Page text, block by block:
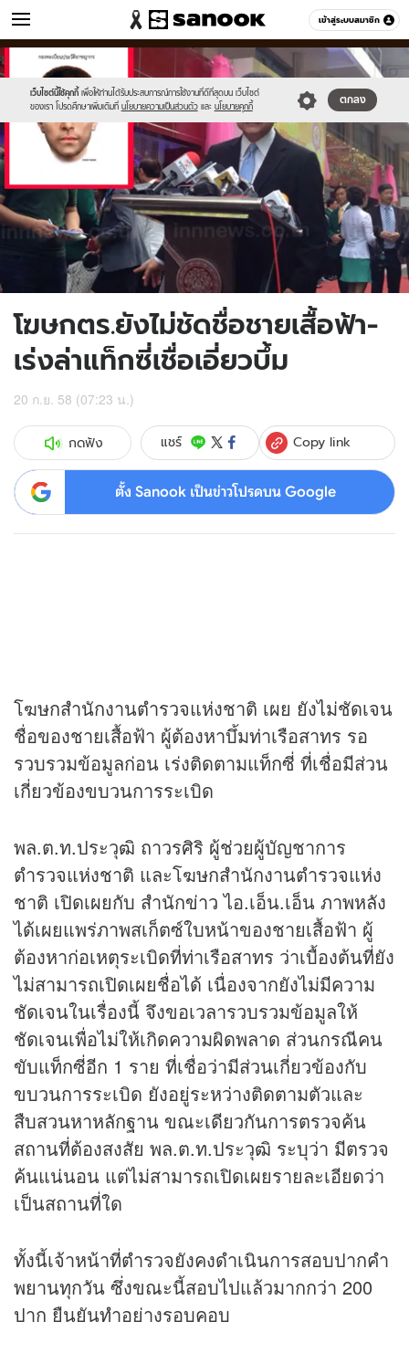
เข้าสู่ระบบสมาชิก
ข่าว หมวดอื่นๆ
เว็บไซต์นี้ใช้คุกกี้ เพื่อให้ท่านได้รับประสบการณ์การใช้งานที่ดีที่สุดบน เว็บไซต์
ของเรา โปรดศึกษาเพิ่มเติมที่ นโยบายความเป็นส่วนตัว และ นโยบายคุกกี้
ตกลง
Sanook
//s.isanook.com/sr/0/images/logo-
new-
sanook.png
//s.isanook.com/ns/0/ud/373/1868578/647062-
01.jpg
โฆษกตร.ยังไม่ชัดชื่อชายเสื้อฟ้า-
เร่งล่าแท็กซี่เชื่อเอี่ยวบึ้ม
20 ก.ย. 58 (07:23 น.)
กดฟัง แชร์ Copy link
ตั้ง Sanook เป็นข่าวโปรดบน Google
โฆษกสำนักงานตำรวจแห่งชาติ เผย ยังไม่ชัดเจน
ชื่อของชายเสื้อฟ้า ผู้ต้องหาบึ้มท่าเรือสาทร รอ
รวบรวมข้อมูลก่อน เร่งติดตามแท็กซี่ ที่เชื่อมีส่วน
เกี่ยวข้องขบวนการระเบิด
พล.ต.ท.ประวุฒิ ถาวรศิริ ผู้ช่วยผู้บัญชาการ
ตำรวจแห่งชาติ และโฆษกสำนักงานตำรวจแห่ง
ชาติ เปิดเผยกับ สำนักข่าวไอ.เอ็น.เอ็น ภาพหลัง
ได้เผยแพร่ภาพสเก็ตซ์ใบหน้าของชายเสื้อฟ้า ผู้
ต้องหาก่อเหตุระเบิดที่ท่าเรือสาทร ว่าเบื้องต้นที่ยัง
ไม่สามารถเปิดเผยชื่อได้ เนื่องจากยังไม่มีความ
ชัดเจนในเรื่องนี้ จึงขอเวลารวบรวมข้อมูลให้
ชัดเจนเพื่อไม่ให้เกิดความผิดพลาด ส่วนกรณีคน
ขับแท็กซี่อีก 1 ราย ที่เชื่อว่ามีส่วนเกี่ยวข้องกับ
ขบวนการระเบิด ยังอยู่ระหว่างติดตามตัวและ
สืบสวนหาหลักฐาน ขณะเดียวกันการตรวจค้น
สถานที่ต้องสงสัย พล.ต.ท.ประวุฒิ ระบุว่า มีตรวจ
ค้นแน่นอน แต่ไม่สามารถเปิดเผยรายละเอียดว่า
เป็นสถานที่ใด
ทั้งนี้เจ้าหน้าที่ตำรวจยังคงดำเนินการสอบปากคำ
พยานทุกวัน ซึ่งขณะนี้สอบไปแล้วมากกว่า 200
ปาก ยืนยันทำอย่างรอบคอบ